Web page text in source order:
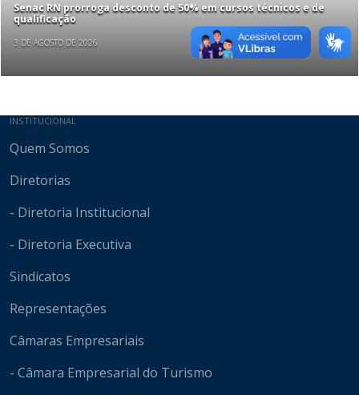
Senac RN prorroga desconto de 50% em cursos técnicos e de
qualificação
3 DE AGOSTO DE 2026
Mapa do site
INSTITUCIONAL
Quem Somos
Diretorias
- Diretoria Institucional
- Diretoria Executiva
Sindicatos
Representações
Câmaras Empresariais
- Câmara Empresarial do Turismo